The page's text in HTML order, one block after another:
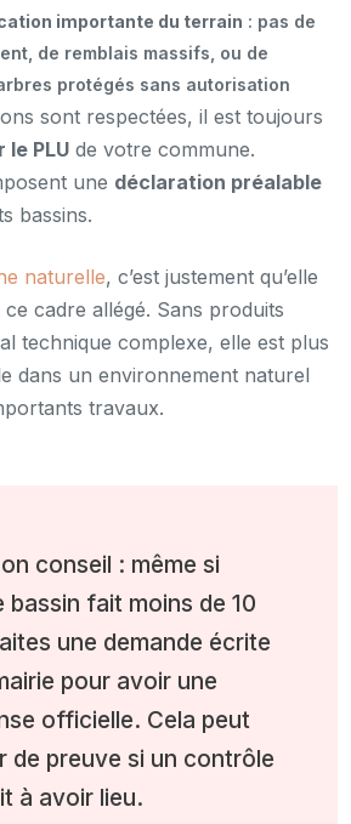
importante du terrain : pas de
de remblais massifs, ou de
protégés sans autorisation
sont respectées, il est toujours
PLU de votre commune.
une déclaration préalable
bassins.
naturelle, c’est justement qu’elle
ce cadre allégé. Sans produits
technique complexe, elle est plus
dans un environnement naturel
travaux.
conseil : même si
bassin fait moins de 10
une demande écrite
pour avoir une
officielle. Cela peut
de preuve si un contrôle
à avoir lieu.